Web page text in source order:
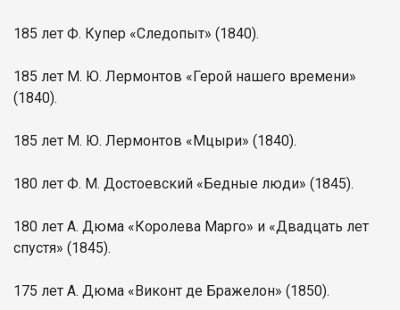
185 лет Ф. Купер «Следопыт» (1840).
185 лет М. Ю. Лермонтов «Герой нашего времени»
(1840).
185 лет М. Ю. Лермонтов «Мцыри» (1840).
180 лет Ф. М. Достоевский «Бедные люди» (1845).
180 лет А. Дюма «Королева Марго» и «Двадцать лет
спустя» (1845).
175 лет А. Дюма «Виконт де Бражелон» (1850).